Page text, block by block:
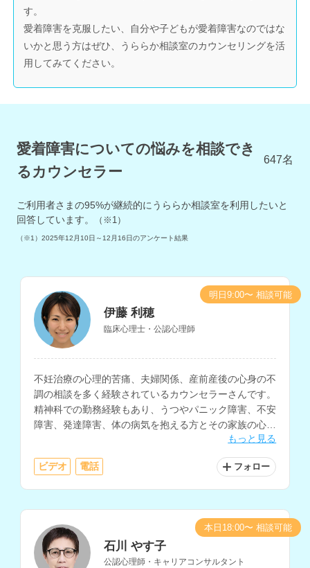
す。
愛着障害を克服したい、自分や子どもが愛着障害なのではな
いかと思う方はぜひ、うららか相談室のカウンセリングを活
用してみてください。
愛着障害についての悩みを相談でき
るカウンセラー
647名
ご利用者さまの95%が継続的にうららか相談室を利用したいと
回答しています。
（※1）
（※1） 2025年12月10日～12月16日のアンケート結果
伊藤 利穂
臨床心理士・公認心理師
不妊治療の心理的苦痛、夫婦関係、産前産後の心身の不
調の相談を多く経験されているカウンセラーさんです。
精神科での勤務経験もあり、うつやパニック障害、不安
障害、発達障害、体の病気を抱える方とその家族の心理
支援、大切な方を失った人、家族・パートナー関係に悩
む人など、様々な相談に対応されています。
もっと見る
ビデオ 電話 フォロー
明日9:00〜 相談可能
石川 やす子
公認心理師・キャリアコンサルタント
本日18:00〜 相談可能